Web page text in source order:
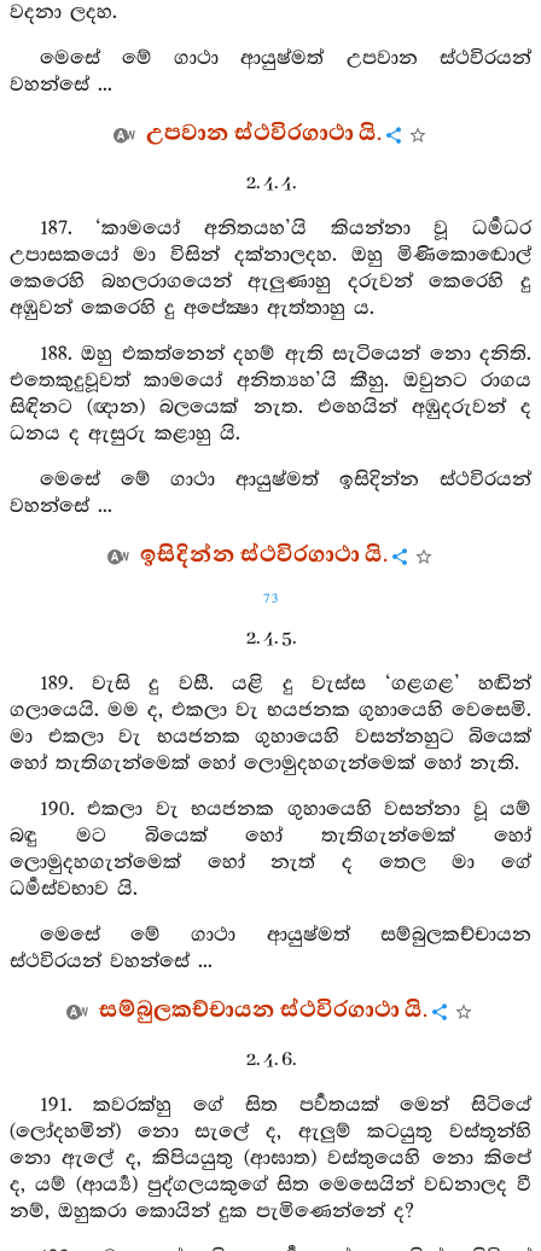
වදනා ලදහ.
මෙසේ මේ ගාථා ආයුෂ්මත් උපවාන ස්ථවිරයන්
වහන්සේ ...
උපවාන ස්ථවිරගාථා යි.
2. 4. 4.
187. ‘කාමයෝ අනිතයහ’යි කියන්නා වූ ධර්‍මධර
උපාසකයෝ මා විසින් දක්නාලදහ. ඔහු මිණිකොඬොල්
කෙරෙහි බහලරාගයෙන් ඇලුණාහු දරුවන් කෙරෙහි දු
අඹුවන් කෙරෙහි දු අපේක්‍ෂා ඇත්තාහු ය.
188. ඔහු එකත්නෙන් දහම් ඇති සැටියෙන් නො දනිති.
එතෙකුදුවූවත් කාමයෝ අනිත්‍යහ’යි කීහු. ඔවුනට රාගය
සිඳිනට (ඥාන) බලයෙක් නැත. එහෙයින් අඹුදරුවන් ද
ධනය ද ඇසුරු කළාහු යි.
මෙසේ මේ ගාථා ආයුෂ්මත් ඉසිදින්න ස්ථවිරයන්
වහන්සේ ...
ඉසිදින්න ස්ථවිරගාථා යි.
73
2. 4. 5.
189. වැසි දු වසී. යළි දු වැස්ස ‘ගළගළ’ හඬින්
ගලායෙයි. මම ද, එකලා වැ භයජනක ගුහායෙහි වෙසෙමි.
මා එකලා වැ භයජනක ගුහායෙහි වසන්නහුට බියෙක්
හෝ තැතිගැන්මෙක් හෝ ලොමුදහගැන්මෙක් හෝ නැති.
190. එකලා වැ භයජනක ගුහායෙහි වසන්නා වූ යම්
බඳු මට බියෙක් හෝ තැතිගැන්මෙක් හෝ
ලොමුදහගැන්මෙක් හෝ නැත් ද තෙල මා ගේ
ධර්‍මස්වභාව යි.
මෙසේ මේ ගාථා ආයුෂ්මත් සම්බුලකච්චායන
ස්ථවිරයන් වහන්සේ ...
සම්බුලකච්චායන ස්ථවිරගාථා යි.
2. 4. 6.
191. කවරක්හු ගේ සිත පර්‍වතයක් මෙන් සිටියේ
(ලෝදහමින්) නො සැලේ ද, ඇලුම් කටයුතු වස්තූන්හි
නො ඇලේ ද, කිපියයුතු (ආඝාත) වස්තුයෙහි නො කිපේ
ද, යම් (ආර්‍ය්‍ය) පුද්ගලයකුගේ සිත මෙසෙයින් වඩනාලද වී
නම්, ඔහුකරා කොයින් දුක පැමිණෙන්නේ ද?